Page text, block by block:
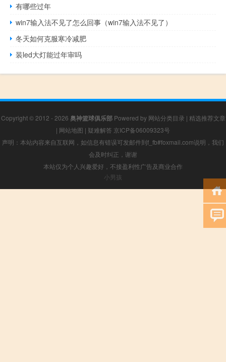
有哪些过年
win7输入法不见了怎么回事（win7输入法不见了）
冬天如何克服寒冷减肥
装led大灯能过年审吗
Copyright © 2012 - 2026 奥神篮球俱乐部Powered by 网站分类目录 | 精选推荐文章
| 网站地图 | 疑难解答 京ICP备06009323号
声明：本站内容来自互联网，如信息有错误可发邮件到f_fb#foxmail.com说明，我们
会及时纠正，谢谢
本站仅为个人兴趣爱好，不接盈利性广告及商业合作
小男孩